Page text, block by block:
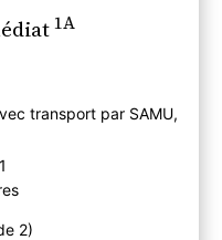
1A
transport par SAMU,
2)